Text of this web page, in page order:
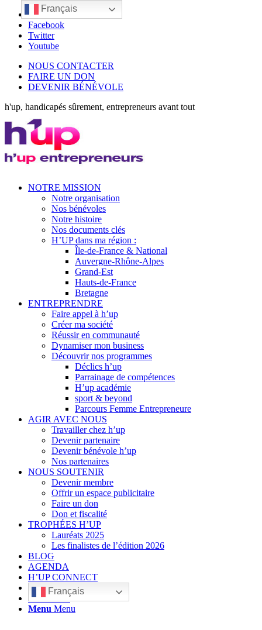
LinkedIn
Facebook
Twitter
Youtube
NOUS CONTACTER
FAIRE UN DON
DEVENIR BÉNÉVOLE
h'up, handicapés sûrement, entrepreneurs avant tout
NOTRE MISSION
Notre organisation
Nos bénévoles
Notre histoire
Nos documents clés
H’UP dans ma région :
Île-de-France & National
Auvergne-Rhône-Alpes
Grand-Est
Hauts-de-France
Bretagne
ENTREPRENDRE
Faire appel à h’up
Créer ma société
Réussir en communauté
Dynamiser mon business
Découvrir nos programmes
Déclics h’up
Parrainage de compétences
H’up académie
sport & beyond
Parcours Femme Entrepreneure
AGIR AVEC NOUS
Travailler chez h’up
Devenir partenaire
Devenir bénévole h’up
Nos partenaires
NOUS SOUTENIR
Devenir membre
Offrir un espace publicitaire
Faire un don
Don et fiscalité
TROPHÉES H’UP
Lauréats 2025
Les finalistes de l’édition 2026
BLOG
AGENDA
H’UP CONNECT
Français
Rechercher
Menu Menu
Français